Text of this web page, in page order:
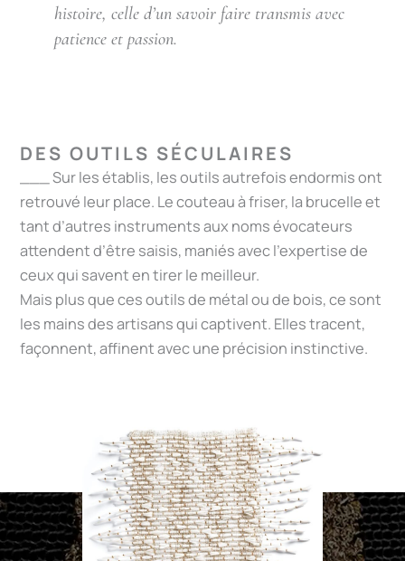
histoire, celle d’un savoir faire transmis avec
patience et passion.
DES OUTILS SÉCULAIRES
___ Sur les établis, les outils autrefois endormis ont
retrouvé leur place. Le couteau à friser, la brucelle et
tant d’autres instruments aux noms évocateurs
attendent d’être saisis, maniés avec l’expertise de
ceux qui savent en tirer le meilleur.
Mais plus que ces outils de métal ou de bois, ce sont
les mains des artisans qui captivent. Elles tracent,
façonnent, affinent avec une précision instinctive.